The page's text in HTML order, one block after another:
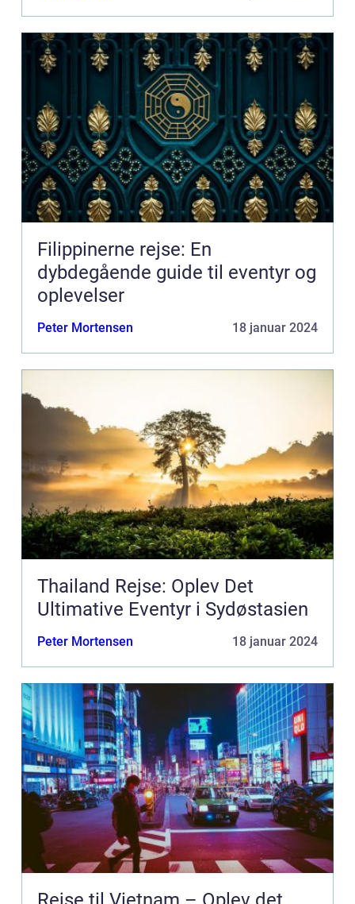
Filippinerne rejse: En
dybdegående guide til eventyr og
oplevelser
Peter Mortensen 18 januar 2024
Thailand Rejse: Oplev Det
Ultimative Eventyr i Sydøstasien
Peter Mortensen 18 januar 2024